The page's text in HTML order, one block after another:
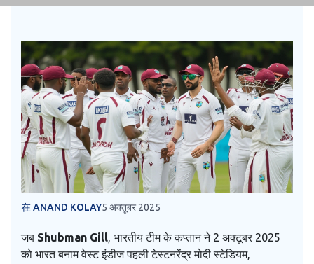
在 ANAND KOLAY5 अक्तूबर 2025
जब Shubman Gill, भारतीय टीम के कप्तानने 2 अक्टूबर 2025
को भारत बनाम वेस्ट इंडीज पहली टेस्टनरेंद्र मोदी स्टेडियम,